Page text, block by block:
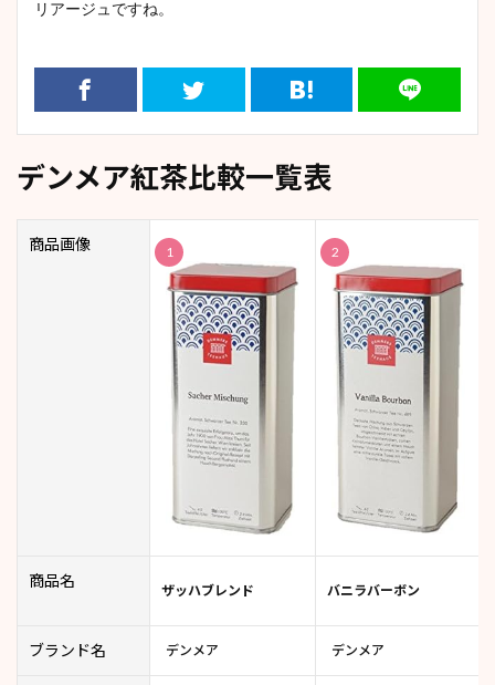
リアージュですね。
デンメア紅茶比較一覧表
商品画像 1 2
商品名
ザッハブレンド バニラバーボン
ブランド名 デンメア デンメア